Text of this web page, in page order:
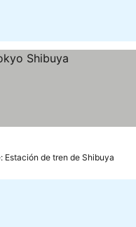
Estación de tren de Shibuya